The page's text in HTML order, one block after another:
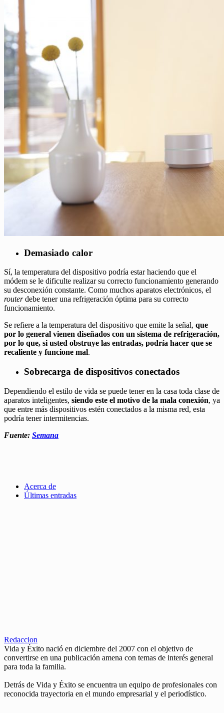
Demasiado calor
Sí, la temperatura del dispositivo podría estar haciendo que el
módem se le dificulte realizar su correcto funcionamiento generando
su desconexión constante. Como muchos aparatos electrónicos, el
routerdebe tener una refrigeración óptima para su correcto
funcionamiento.
Se refiere a la temperatura del dispositivo que emite la señal, que
por lo general vienen diseñados con un sistema de refrigeración,
por lo que, si usted obstruye las entradas, podría hacer que se
recaliente y funcione mal.
Sobrecarga de dispositivos conectados
Dependiendo el estilo de vida se puede tener en la casa toda clase de
aparatos inteligentes, siendo este el motivo de la mala conexión, ya
que entre más dispositivos estén conectados a la misma red, esta
podría tener intermitencias.
Fuente: Semana
Acerca de
Últimas entradas
Redaccion
Vida y Éxito nació en diciembre del 2007 con el objetivo de
convertirse en una publicación amena con temas de interés general
para toda la familia.
Detrás de Vida y Éxito se encuentra un equipo de profesionales con
reconocida trayectoria en el mundo empresarial y el periodístico.